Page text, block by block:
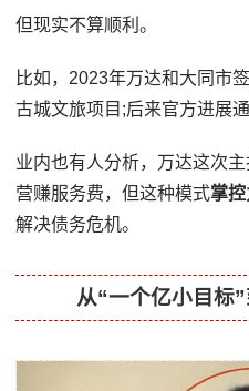
但现实不算顺利。
比如，2023年万达和大同市
古城文旅项目;后来官方进展
业内也有人分析，万达这次
营赚服务费，但这种模式掌
解决债务危机。
从“一个亿小目标